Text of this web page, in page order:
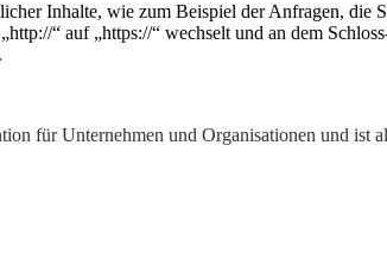
Inhalte, wie zum Beispiel der Anfragen, die
“ auf „https://“ wechselt und an dem
für Unternehmen und Organisationen und ist